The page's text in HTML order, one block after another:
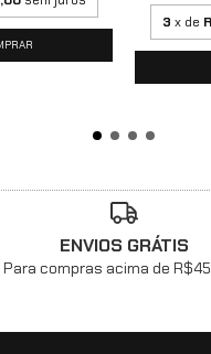
3 x de
ENVIOS GRÁTIS
Para compras acima de